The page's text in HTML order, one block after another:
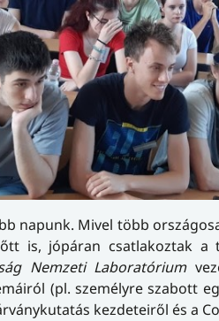
napunk. Mivel több
is, jópáran csatlakoztak a
Nemzeti Laboratórium
(pl. személyre szabott
kezdeteiről és a